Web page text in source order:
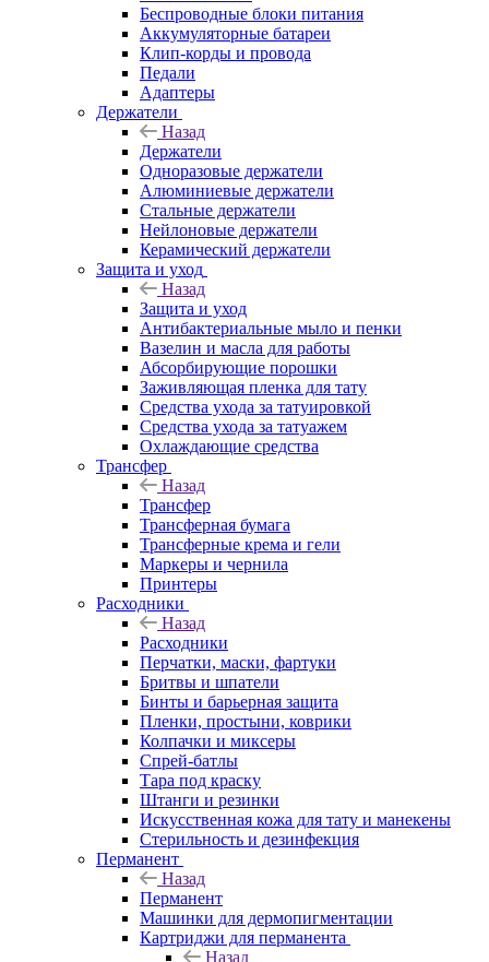
Беспроводные блоки питания
Аккумуляторные батареи
Клип-корды и провода
Педали
Адаптеры
Держатели
Назад
Держатели
Одноразовые держатели
Алюминиевые держатели
Стальные держатели
Нейлоновые держатели
Керамический держатели
Защита и уход
Назад
Защита и уход
Антибактериальные мыло и пенки
Вазелин и масла для работы
Абсорбирующие порошки
Заживляющая пленка для тату
Средства ухода за татуировкой
Средства ухода за татуажем
Охлаждающие средства
Трансфер
Назад
Трансфер
Трансферная бумага
Трансферные крема и гели
Маркеры и чернила
Принтеры
Расходники
Назад
Расходники
Перчатки, маски, фартуки
Бритвы и шпатели
Бинты и барьерная защита
Пленки, простыни, коврики
Колпачки и миксеры
Спрей-батлы
Тара под краску
Штанги и резинки
Искусственная кожа для тату и манекены
Стерильность и дезинфекция
Перманент
Назад
Перманент
Машинки для дермопигментации
Картриджи для перманента
Назад